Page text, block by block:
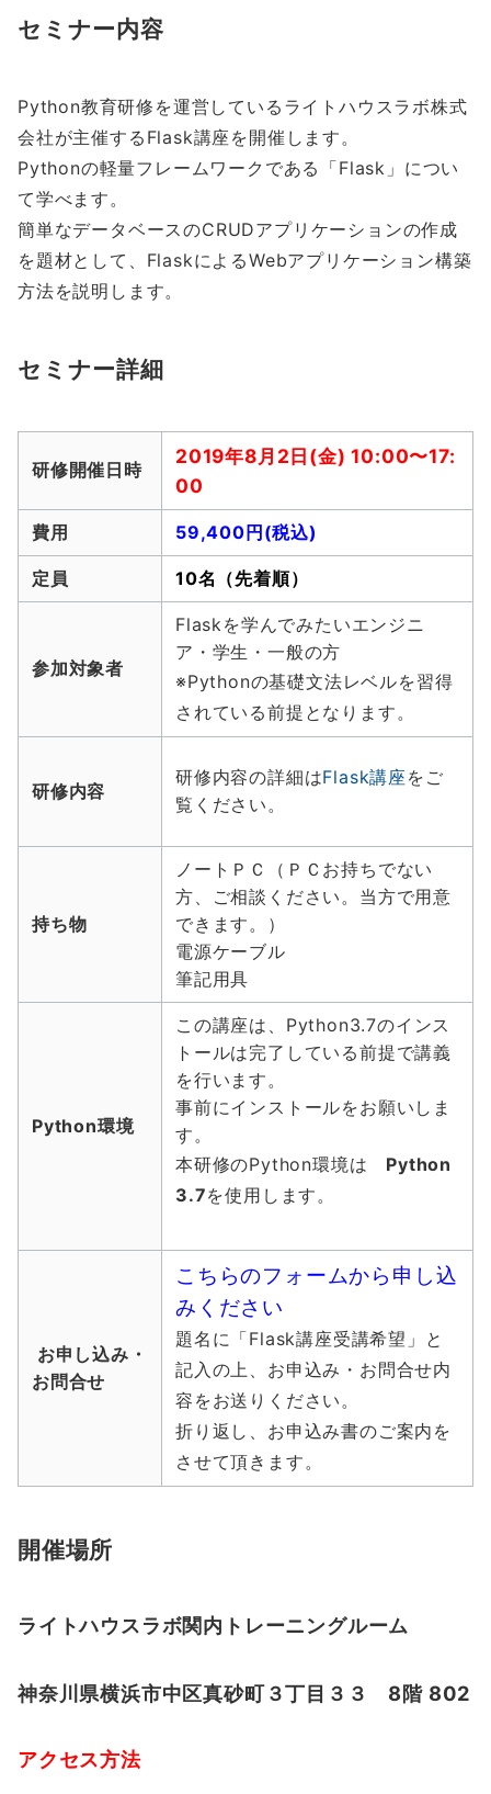
セミナー内容
Python教育研修を運営しているライトハウスラボ株式
会社が主催するFlask講座を開催します。
Pythonの軽量フレームワークである「Flask」につい
て学べます。
簡単なデータベースのCRUDアプリケーションの作成
を題材として、FlaskによるWebアプリケーション構築
方法を説明します。
セミナー詳細
研修開催日時
2019年8月2日(金) 10:00〜17:
00
費用 59,400円(税込)
定員 10名（先着順）
参加対象者
Flaskを学んでみたいエンジニ
ア・学生・一般の方
※Pythonの基礎文法レベルを習得
されている前提となります。
研修内容
研修内容の詳細はFlask講座 をご
覧ください。
持ち物
ノートＰＣ（ＰＣお持ちでない
方、ご相談ください。当方で用意
できます。）
電源ケーブル
筆記用具
Python環境
この講座は、Python3.7のインス
トールは完了している前提で講義
を行います。
事前にインストールをお願いしま
す。
本研修のPython環境は Python
3.7を使用します。
お申し込み・
お問合せ
こちらのフォームから申し込
みください
題名に「Flask講座受講希望」と
記入の上、お申込み・お問合せ内
容をお送りください。
折り返し、お申込み書のご案内を
させて頂きます。
開催場所
ライトハウスラボ関内トレーニングルーム
神奈川県横浜市中区真砂町３丁目３３ 8階 802
アクセス方法